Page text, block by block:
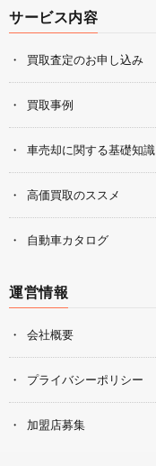
サービス内容
買取査定のお申し込み
買取事例
車売却に関する基礎知識
高価買取のススメ
自動車カタログ
運営情報
会社概要
プライバシーポリシー
加盟店募集